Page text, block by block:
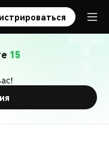
15